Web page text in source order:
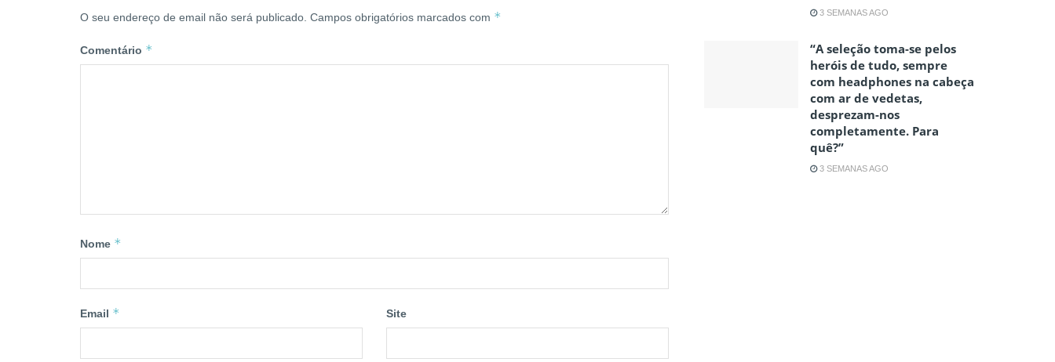
O seu endereço de email não será publicado. Campos obrigatórios marcados com *
Comentário *
Nome *
Email * Site
3 SEMANAS AGO
“A seleção toma-se pelos
heróis de tudo, sempre
com headphones na cabeça
com ar de vedetas,
desprezam-nos
completamente. Para
quê?”
3 SEMANAS AGO